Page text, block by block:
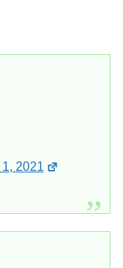
2021